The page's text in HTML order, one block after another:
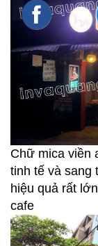
Chữ mica viền
tinh tế và sang
hiệu quả rất
cafe